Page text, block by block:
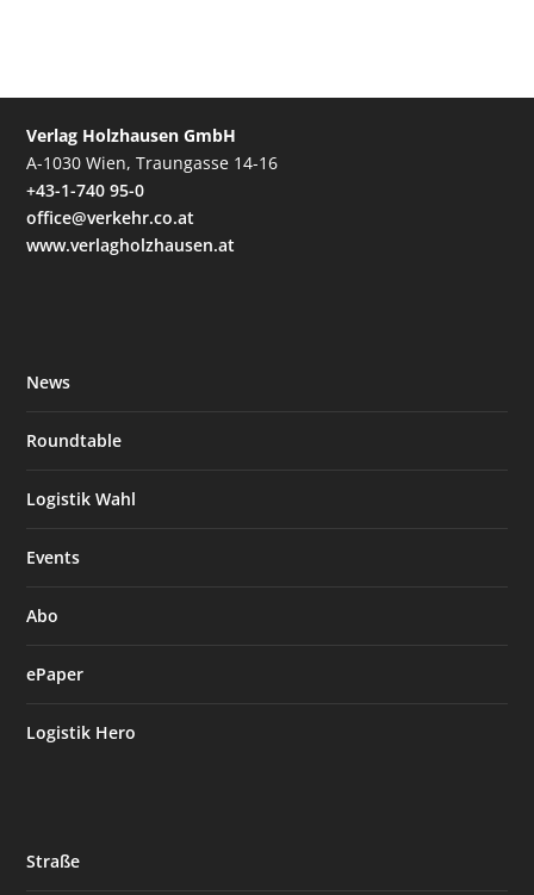
Verlag Holzhausen GmbH
A-1030 Wien, Traungasse 14-16
+43-1-740 95-0
office@verkehr.co.at
www.verlagholzhausen.at
News
Roundtable
Logistik Wahl
Events
Abo
ePaper
Logistik Hero
Straße